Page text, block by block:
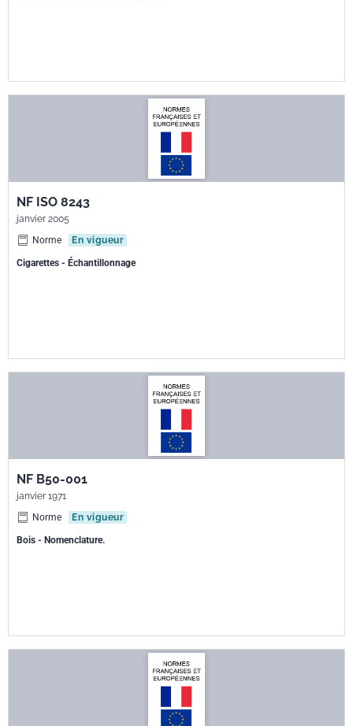
NF ISO 8243
janvier 2005
Norme
En vigueur
Cigarettes - Échantillonnage
NF B50-001
janvier 1971
Norme
En vigueur
Bois - Nomenclature.